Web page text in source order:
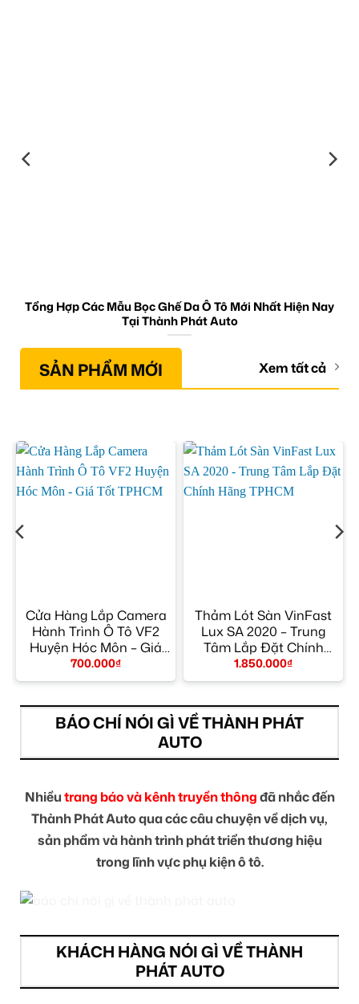
Tổng Hợp Các Mẫu Bọc Ghế Da Ô Tô Mới Nhất Hiện Nay
Tại Thành Phát Auto
SẢN PHẨM MỚI Xem tất cả
Cửa Hàng Lắp Camera
Hành Trình Ô Tô VF2
Huyện Hóc Môn – Giá
Tốt TPHCM
700.000₫
Thảm Lót Sàn VinFast
Lux SA 2020 – Trung
Tâm Lắp Đặt Chính
Hãng TPHCM
1.850.000₫
BÁO CHÍ NÓI GÌ VỀ THÀNH PHÁT
AUTO
Nhiềutrang báo và kênh truyền thôngđã nhắc đến
Thành Phát Auto qua các câu chuyện về dịch vụ,
sản phẩm và hành trình phát triển thương hiệu
trong lĩnh vực phụ kiện ô tô.
KHÁCH HÀNG NÓI GÌ VỀ THÀNH
PHÁT AUTO